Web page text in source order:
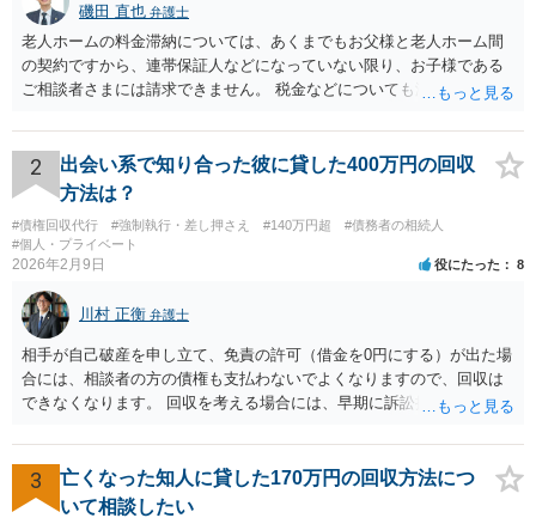
磯田 直也 弁護士
老人ホームの料金滞納については、あくまでもお父様と老人ホーム間
の契約ですから、連帯保証人などになっていない限り、お子様である
ご相談者さまには請求できません。 税金などについても滞納している
護受給の際に扶養できないかという連絡が役所から来ますが、できな
い旨回答すればそれまでです。 相続が開始した場合については先述の
通りです。 民法上の扶養義務はご相談者さまがお考えのほど強いもの
ではありません。 あくまでも、余力の範囲で認められるものです。 親
の介護は子供がみるという民法の条文はありません。 また、親に対す
る扶養義務は配偶者や子に対する扶養義務に比べて弱いものです。 生
養義務の順位を下げる一つの理由になります。
2
出会い系で知り合った彼に貸した400万円の回収
方法は？
#債権回収代行 #強制執行・差し押さえ #140万円超
#債務者の相続人
#個人・プライベート
2026年2月9日 役にたった 8
川村 正衡 弁護士
相手が自己破産を申し立て、免責の許可（借金を0円にする）が出た場
合には、相談者の方の債権も支払わないでよくなりますので、回収は
できなくなります。 回収を考える場合には、早期に訴訟提起などを進
3
亡くなった知人に貸した170万円の回収方法につ
いて相談したい